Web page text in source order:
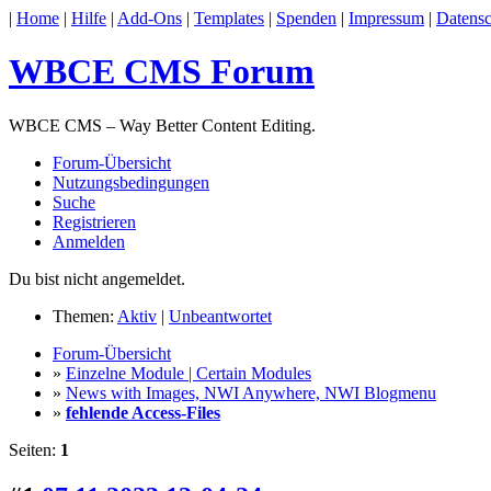
| Home | Hilfe | Add-Ons | Templates | Spenden | Impressum |
WBCE CMS Forum
WBCE CMS – Way Better Content Editing.
Forum-Übersicht
Nutzungsbedingungen
Suche
Registrieren
Anmelden
Du bist nicht angemeldet.
Themen: Aktiv | Unbeantwortet
Forum-Übersicht
» Einzelne Module | Certain Modules
» News with Images, NWI Anywhere, NWI Blogmenu
» fehlende Access-Files
Seiten: 1